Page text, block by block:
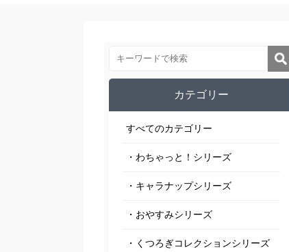
カテゴリー
すべてのカテゴリー
・わちゃっと！シリーズ
・キャラナップシリーズ
・おやすみシリーズ
・くつろぎコレクションシリーズ